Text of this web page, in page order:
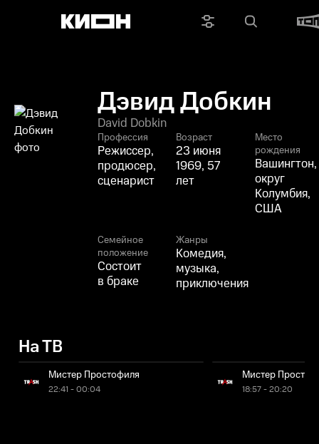
Дэвид Добкин
David Dobkin
Профессия
Режиссер,
продюсер,
сценарист
Возраст
23 июня
1969, 57
лет
Место
рождения
Вашингтон,
округ
Колумбия,
США
Семейное
положение
Состоит
в браке
Жанры
Комедия,
музыка,
приключения
На ТВ
Мистер Простофиля
22:41 - 00:04
Мистер
18:57 - 20:20